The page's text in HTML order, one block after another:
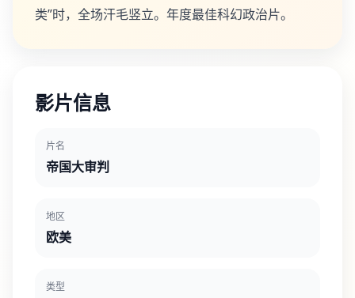
类”时，全场汗毛竖立。年度最佳科幻政治片。
影片信息
片名
帝国大审判
地区
欧美
类型